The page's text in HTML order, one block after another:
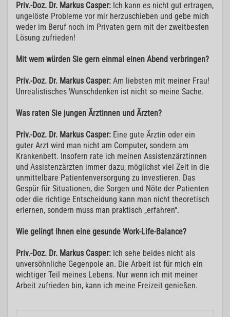
Priv.-Doz. Dr. Markus Casper: Ich kann es nicht gut ertragen,
ungelöste Probleme vor mir herzuschieben und gebe mich
weder im Beruf noch im Privaten gern mit der zweitbesten
Lösung zufrieden!
Mit wem würden Sie gern einmal einen Abend verbringen?
Priv.-Doz. Dr. Markus Casper: Am liebsten mit meiner Frau!
Unrealistisches Wunschdenken ist nicht so meine Sache.
Was raten Sie jungen Ärztinnen und Ärzten?
Priv.-Doz. Dr. Markus Casper: Eine gute Ärztin oder ein
guter Arzt wird man nicht am Computer, sondern am
Krankenbett. Insofern rate ich meinen Assistenzärztinnen
und Assistenzärzten immer dazu, möglichst viel Zeit in die
unmittelbare Patientenversorgung zu investieren. Das
Gespür für Situationen, die Sorgen und Nöte der Patienten
oder die richtige Entscheidung kann man nicht theoretisch
erlernen, sondern muss man praktisch „erfahren“.
Wie gelingt Ihnen eine gesunde Work-Life-Balance?
Priv.-Doz. Dr. Markus Casper: Ich sehe beides nicht als
unversöhnliche Gegenpole an. Die Arbeit ist für mich ein
wichtiger Teil meines Lebens. Nur wenn ich mit meiner
Arbeit zufrieden bin, kann ich meine Freizeit genießen.